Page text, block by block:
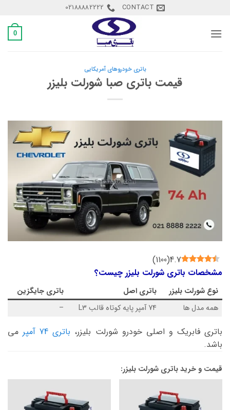
content
CONTACT
02188882222
0
باتری خودروهای آمریکایی
قیمت باتری صبا شورلت بلیزر
4.7
(
1100
)
مشخصات باتری شورلت بلیزر چیست؟
نوع شورلت بلیزر باتری اصل
باتری جایگزین
همه مدل ها
74 آمپر پایه کوتاه قالب L3 –
باتری فابریک و اصلی خودرو شورلت بلیزر، باتری 74 آمپر
می
باشد.
قیمت و خرید باتری شورلت بلیزر: